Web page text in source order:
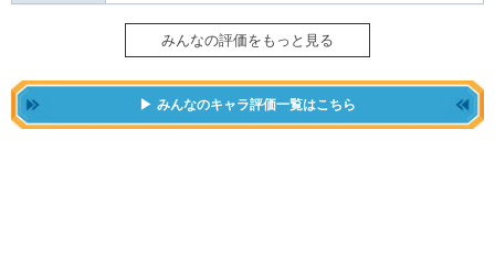
みんなの評価をもっと見る
みんなのキャラ評価一覧はこちら